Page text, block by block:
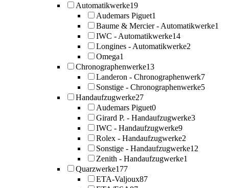
Automatikwerke19
Audemars Piguet1
Baume & Mercier - Automatikwerke1
IWC - Automatikwerke14
Longines - Automatikwerke2
Omega1
Chronographenwerke13
Landeron - Chronographenwerk7
Sonstige - Chronographenwerke5
Handaufzugwerke27
Audemars Piguet0
Girard P. - Handaufzugwerke3
IWC - Handaufzugwerke9
Rolex - Handaufzugwerke2
Sonstige - Handaufzugwerke12
Zenith - Handaufzugwerke1
Quarzwerke177
ETA-Valjoux87